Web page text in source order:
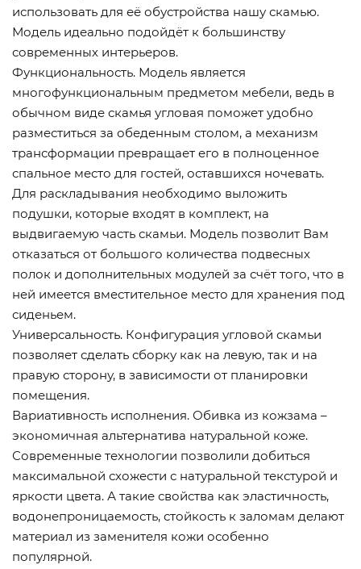
использовать для её обустройства нашу скамью.
Модель идеально подойдёт к большинству
современных интерьеров.
Функциональность. Модель является
многофункциональным предметом мебели, ведь в
обычном виде скамья угловая поможет удобно
разместиться за обеденным столом, а механизм
трансформации превращает его в полноценное
спальное место для гостей, оставшихся ночевать.
Для раскладывания необходимо выложить
подушки, которые входят в комплект, на
выдвигаемую часть скамьи. Модель позволит Вам
отказаться от большого количества подвесных
полок и дополнительных модулей за счёт того, что в
ней имеется вместительное место для хранения под
сиденьем.
Универсальность. Конфигурация угловой скамьи
позволяет сделать сборку как на левую, так и на
правую сторону, в зависимости от планировки
помещения.
Вариативность исполнения. Обивка из кожзама –
экономичная альтернатива натуральной коже.
Современные технологии позволили добиться
максимальной схожести с натуральной текстурой и
яркости цвета. А такие свойства как эластичность,
водонепроницаемость, стойкость к заломам делают
материал из заменителя кожи особенно
популярной.